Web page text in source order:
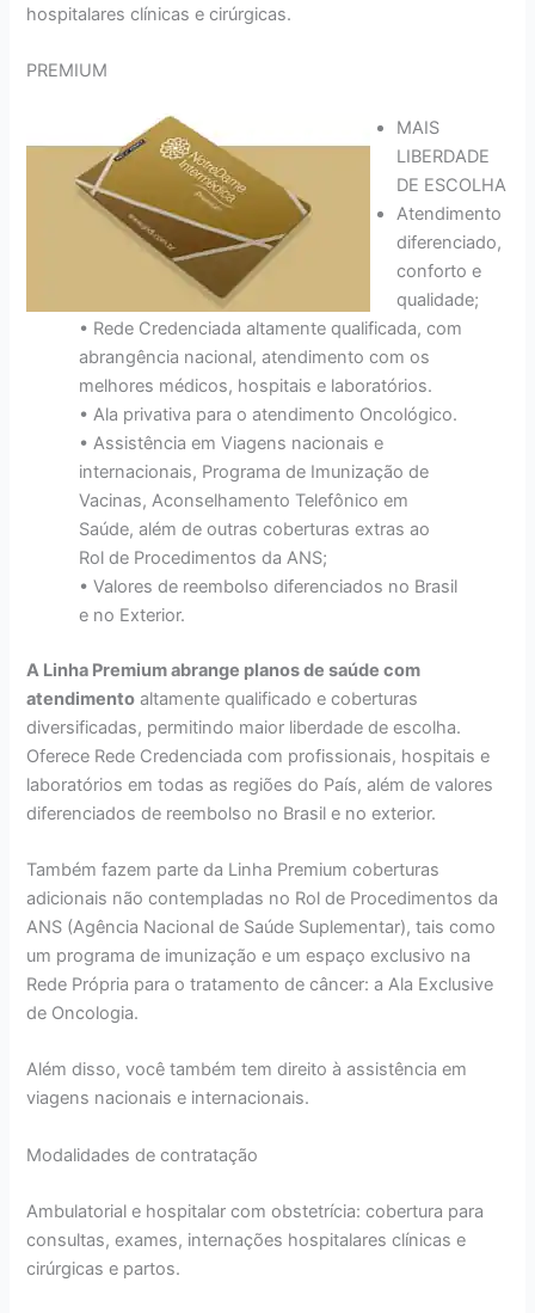
hospitalares clínicas e cirúrgicas.
PREMIUM
MAIS
LIBERDADE
DE ESCOLHA
Atendimento
diferenciado,
conforto e
qualidade;
• Rede Credenciada altamente qualificada, com
abrangência nacional, atendimento com os
melhores médicos, hospitais e laboratórios.
• Ala privativa para o atendimento Oncológico.
• Assistência em Viagens nacionais e
internacionais, Programa de Imunização de
Vacinas, Aconselhamento Telefônico em
Saúde, além de outras coberturas extras ao
Rol de Procedimentos da ANS;
• Valores de reembolso diferenciados no Brasil
e no Exterior.
A Linha Premium abrange planos de saúde com
atendimento altamente qualificado e coberturas
diversificadas, permitindo maior liberdade de escolha.
Oferece Rede Credenciada com profissionais, hospitais e
laboratórios em todas as regiões do País, além de valores
diferenciados de reembolso no Brasil e no exterior.
Também fazem parte da Linha Premium coberturas
adicionais não contempladas no Rol de Procedimentos da
ANS (Agência Nacional de Saúde Suplementar), tais como
um programa de imunização e um espaço exclusivo na
Rede Própria para o tratamento de câncer: a Ala Exclusive
de Oncologia.
Além disso, você também tem direito à assistência em
viagens nacionais e internacionais.
Modalidades de contratação
Ambulatorial e hospitalar com obstetrícia: cobertura para
consultas, exames, internações hospitalares clínicas e
cirúrgicas e partos.